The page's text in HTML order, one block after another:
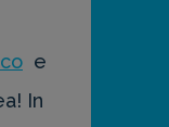
e
In